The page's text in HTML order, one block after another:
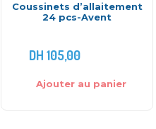
Coussinets d’allaitement
24 pcs-Avent
DH 105,00
Ajouter au panier